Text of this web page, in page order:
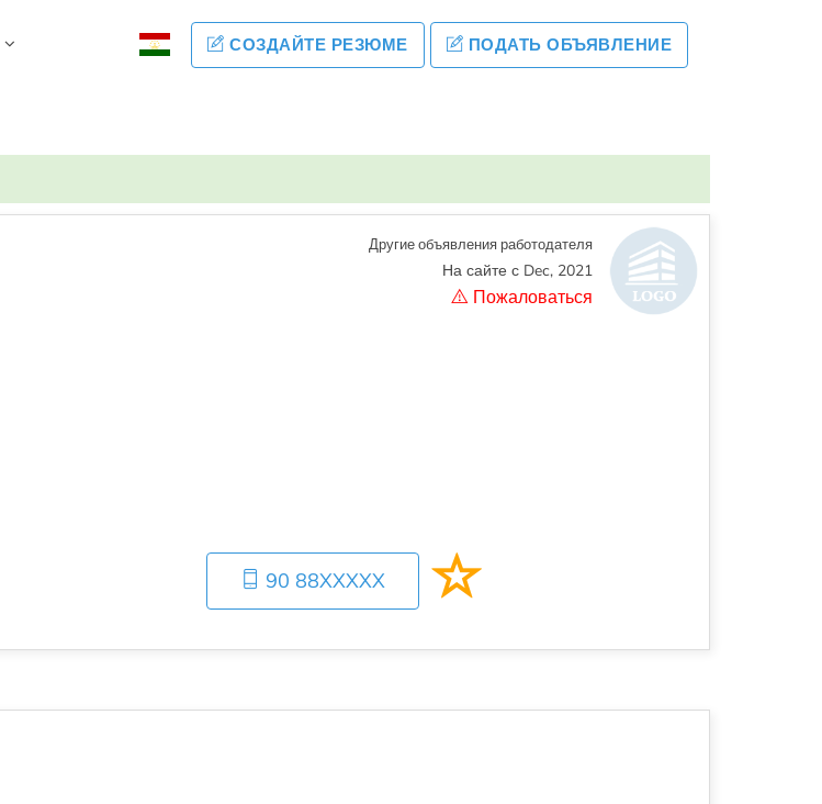
СОЗДАЙТЕ РЕЗЮМЕ ПОДАТЬ ОБЪЯВЛЕНИЕ
Другие объявления работодателя
На сайте с Dec, 2021
Пожаловаться
90 88XXXXX